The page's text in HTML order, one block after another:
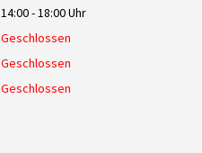
14:00 - 18:00 Uhr
Geschlossen
Geschlossen
Geschlossen